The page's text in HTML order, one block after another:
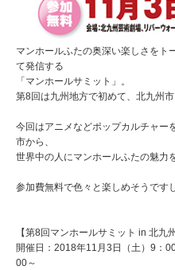
マンホールふたの奥深い楽しさをト
て発信する
「マンホールサミット」。
第8回は九州地方で初めて、北九州市
今回はアニメなどポップカルチャー
市から、
世界中の人にマンホールふたの魅力
参加費無料で色々と楽しめそうです
【第8回マンホールサミット in 北九
開催日： 2018年11 月 3 日（土） 9 ：
00～